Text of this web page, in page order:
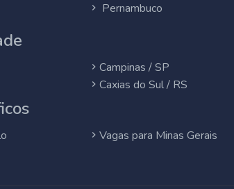
Pernambuco
Campinas / SP
Caxias do Sul / RS
Vagas para Minas Gerais